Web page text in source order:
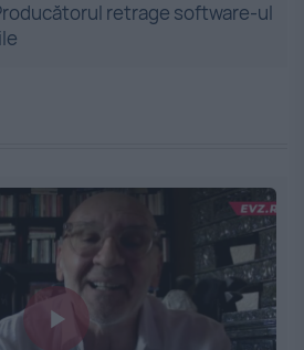
retrage software-ul